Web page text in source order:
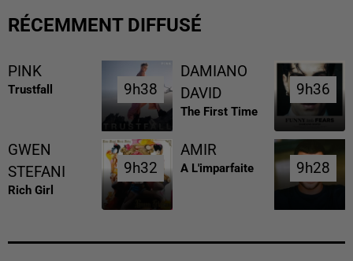
RÉCEMMENT DIFFUSÉ
PINK
Trustfall 9h38
9h38
DAMIANO
DAVID
The First Time
9h36
9h36
GWEN
STEFANI
Rich Girl
9h32
9h32
AMIR
A L'imparfaite 9h28
9h28